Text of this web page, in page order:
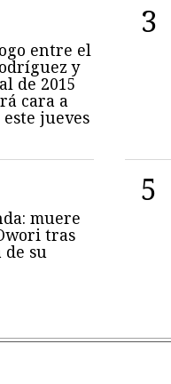
entre el
y
de 2015
cara a
jueves
3
muere
tras
su
5